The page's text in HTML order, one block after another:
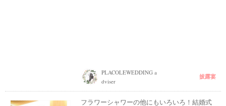
PLACOLEWEDDING a
dviser
披露宴
フラワーシャワーの他にもいろいろ！結婚式